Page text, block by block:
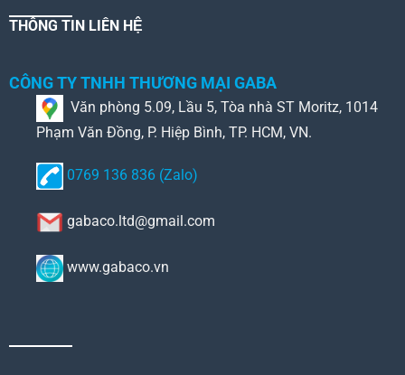
THÔNG TIN LIÊN HỆ
CÔNG TY TNHH THƯƠNG MẠI GABA
Văn phòng 5.09, Lầu 5, Tòa nhà ST Moritz, 1014
Phạm Văn Đồng, P. Hiệp Bình, TP. HCM, VN.
0769 136 836 (Zalo)
gabaco.ltd@gmail.com
www.gabaco.vn